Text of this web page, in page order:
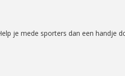
je mede sporters dan een handje